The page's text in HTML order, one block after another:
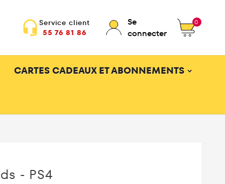
headset_mic Service client
55 76 81 86
Se
connecter
0
CARTES CADEAUX ET ABONNEMENTS
- PS4